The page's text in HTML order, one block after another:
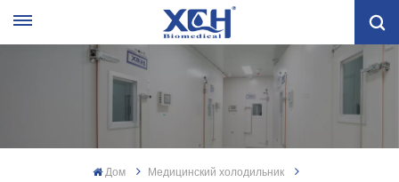
Дом
Медицинский холодильник